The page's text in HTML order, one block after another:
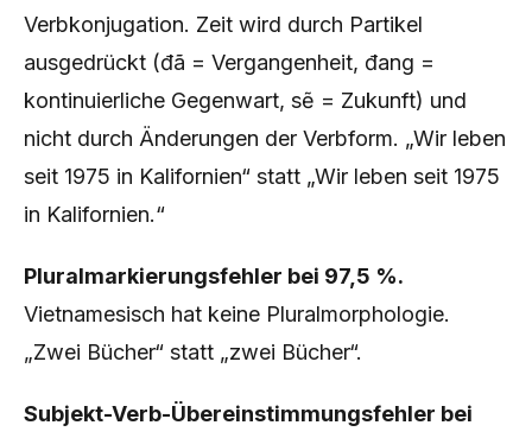
Verbkonjugation. Zeit wird durch Partikel
ausgedrückt (đã = Vergangenheit, đang =
kontinuierliche Gegenwart, sẽ = Zukunft) und
nicht durch Änderungen der Verbform. „Wir leben
seit 1975 in Kalifornien“ statt „Wir leben seit 1975
in Kalifornien.“
Pluralmarkierungsfehler bei 97,5 %.
Vietnamesisch hat keine Pluralmorphologie.
„Zwei Bücher“ statt „zwei Bücher“.
Subjekt-Verb-Übereinstimmungsfehler bei